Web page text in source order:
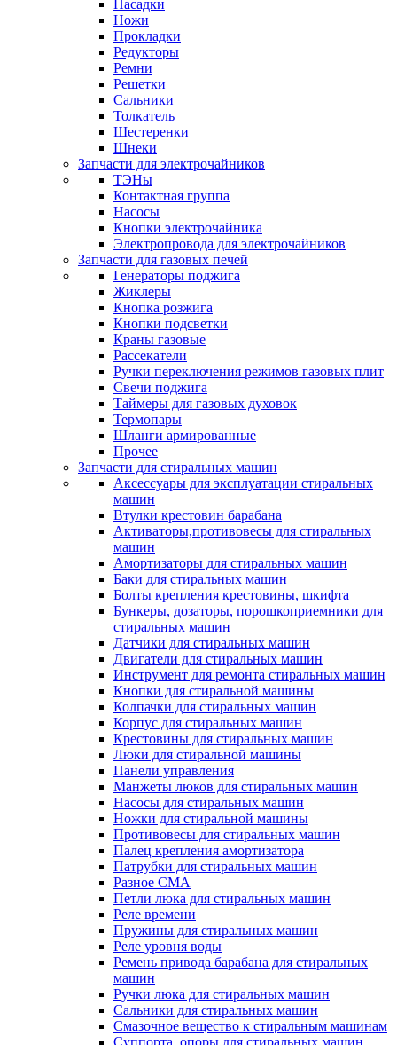
Насадки
Ножи
Прокладки
Редукторы
Ремни
Решетки
Сальники
Толкатель
Шестеренки
Шнеки
Запчасти для электрочайников
ТЭНы
Контактная группа
Насосы
Кнопки электрочайника
Электропровода для электрочайников
Запчасти для газовых печей
Генераторы поджига
Жиклеры
Кнопка розжига
Кнопки подсветки
Краны газовые
Рассекатели
Ручки переключения режимов газовых плит
Свечи поджига
Таймеры для газовых духовок
Термопары
Шланги армированные
Прочее
Запчасти для стиральных машин
Аксессуары для эксплуатации стиральных
машин
Втулки крестовин барабана
Активаторы,противовесы для стиральных
машин
Амортизаторы для стиральных машин
Баки для стиральных машин
Болты крепления крестовины, шкифта
Бункеры, дозаторы, порошкоприемники для
стиральных машин
Датчики для стиральных машин
Двигатели для стиральных машин
Инструмент для ремонта стиральных машин
Кнопки для стиральной машины
Колпачки для стиральных машин
Корпус для стиральных машин
Крестовины для стиральных машин
Люки для стиральной машины
Панели управления
Манжеты люков для стиральных машин
Насосы для стиральных машин
Ножки для стиральной машины
Противовесы для стиральных машин
Палец крепления амортизатора
Патрубки для стиральных машин
Разное СМА
Петли люка для стиральных машин
Реле времени
Пружины для стиральных машин
Реле уровня воды
Ремень привода барабана для стиральных
машин
Ручки люка для стиральных машин
Сальники для стиральных машин
Смазочное вещество к стиральным машинам
Суппорта, опоры для стиральных машин